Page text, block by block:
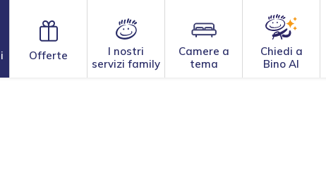
Offerte
I nostri
servizi family
Camere a
tema
Chiedi a
Bino AI